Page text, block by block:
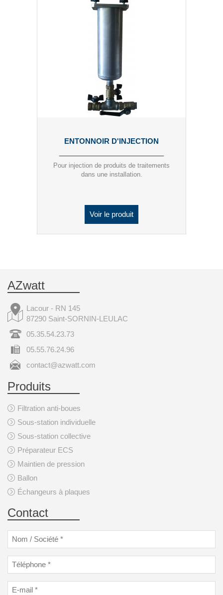
ENTONNOIR D'INJECTION
Pour injection de produits de traitements
dans une installation.
Voir le produit
AZwatt
Lacour - RN 145
87290 Saint-SORNIN-LEULAC
05.35.54.23.73
05.55.76.24.96
contact@azwatt.com
Produits
Filtration anti-boues
Sous-station individuelle
Sous-station collective
Préparateur ECS
Maintien de pression
Ballon
Échangeurs à plaques
Contact